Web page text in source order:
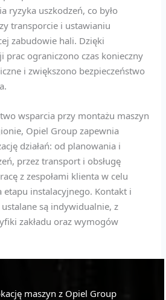
ryzyka uszkodzeń, co było
transporcie i ustawianiu
zabudowie hali. Dzięki
prac ograniczono czas konieczny
i zwiększono bezpieczeństwo
wsparcia przy montażu maszyn
Opiel Group zapewnia
działań: od planowania i
przez transport i obsługę
z zespołami klienta w celu
etapu instalacyjnego. Kontakt i
ustalane są indywidualnie, z
zakładu oraz wymogów
maszyn z Opiel Group